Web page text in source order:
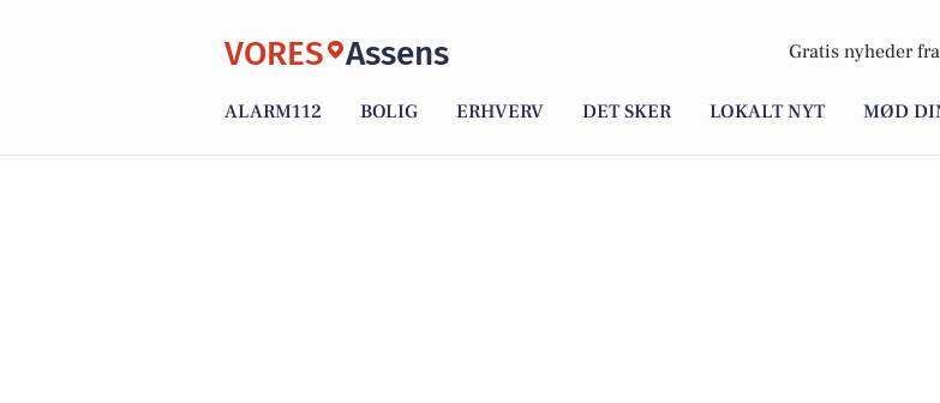
VORES Assens Gratis nyheder fra
ALARM112 BOLIG ERHVERV DET SKER LOKALT NYT MØD